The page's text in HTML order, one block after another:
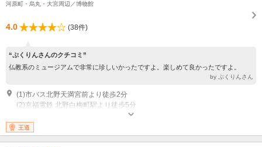
河原町・烏丸・大宮周辺／博物館
4.0 (38件)
“ぷくりんさんのクチコミ”
仏教系のミュージアムで非常に珍しいかったですよ。楽しめて良かったですよ。
by ぷくりんさん
(1)市バス北野天満宮前より徒歩2分
(2)京福電鉄 北野白梅町駅より徒歩5分
開館時間：平日 10～16時・土日祝 10～17時（入館受付終了は閉館30分
前） 休館日：月曜（但し２５日が月曜及び祝祭日の際は開館、翌日代休）
王道